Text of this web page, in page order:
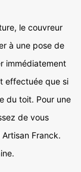
le couvreur
à une pose de
immédiatement
effectuée que si
du toit. Pour une
de vous
Franck.